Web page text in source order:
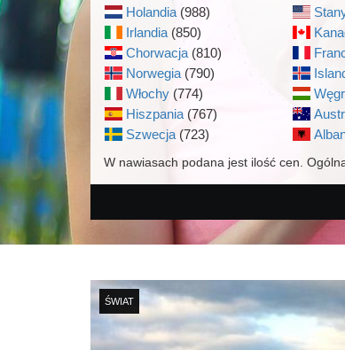
Holandia (988)
Irlandia (850)
Chorwacja (810)
Norwegia (790)
Włochy (774)
Hiszpania (767)
Szwecja (723)
W nawiasach podana jest ilość cen.
ŚWIAT